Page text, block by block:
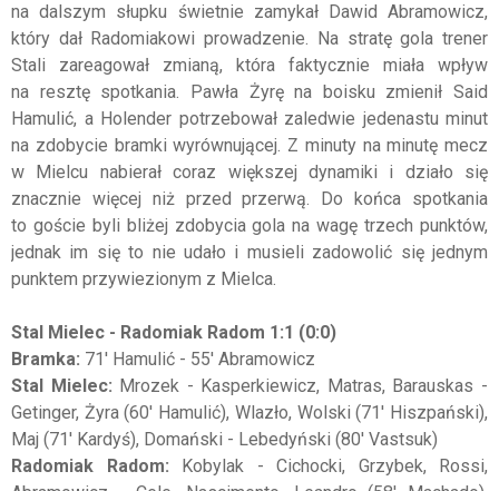
na dalszym słupku świetnie zamykał Dawid Abramowicz,
który dał Radomiakowi prowadzenie. Na stratę gola trener
Stali zareagował zmianą, która faktycznie miała wpływ
na resztę spotkania. Pawła Żyrę na boisku zmienił Said
Hamulić, a Holender potrzebował zaledwie jedenastu minut
na zdobycie bramki wyrównującej. Z minuty na minutę mecz
w Mielcu nabierał coraz większej dynamiki i działo się
znacznie więcej niż przed przerwą. Do końca spotkania
to goście byli bliżej zdobycia gola na wagę trzech punktów,
jednak im się to nie udało i musieli zadowolić się jednym
punktem przywiezionym z Mielca.
Stal Mielec - Radomiak Radom 1:1 (0:0)
Bramka: 71' Hamulić - 55' Abramowicz
Stal Mielec: Mrozek - Kasperkiewicz, Matras, Barauskas -
Getinger, Żyra (60' Hamulić), Wlazło, Wolski (71' Hiszpański),
Maj (71' Kardyś), Domański - Lebedyński (80' Vastsuk)
Radomiak Radom: Kobylak - Cichocki, Grzybek, Rossi,